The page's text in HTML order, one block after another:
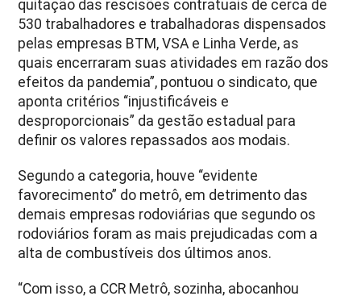
quitação das rescisões contratuais de cerca de
530 trabalhadores e trabalhadoras dispensados
pelas empresas BTM, VSA e Linha Verde, as
quais encerraram suas atividades em razão dos
efeitos da pandemia”, pontuou o sindicato, que
aponta critérios “injustificáveis e
desproporcionais” da gestão estadual para
definir os valores repassados aos modais.
Segundo a categoria, houve “evidente
favorecimento” do metrô, em detrimento das
demais empresas rodoviárias que segundo os
rodoviários foram as mais prejudicadas com a
alta de combustíveis dos últimos anos.
“Com isso, a CCR Metrô, sozinha, abocanhou